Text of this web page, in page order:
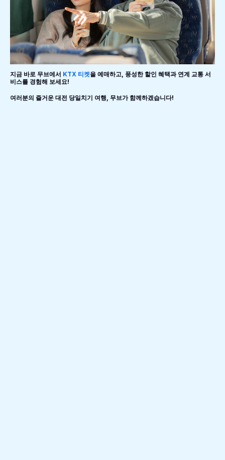
지금 바로 무브에서 KTX 티켓을 예매하고, 풍성한 할인 혜택과 연계 교통 서
비스를 경험해 보세요!
여러분의 즐거운 대전 당일치기 여행, 무브가 함께하겠습니다!